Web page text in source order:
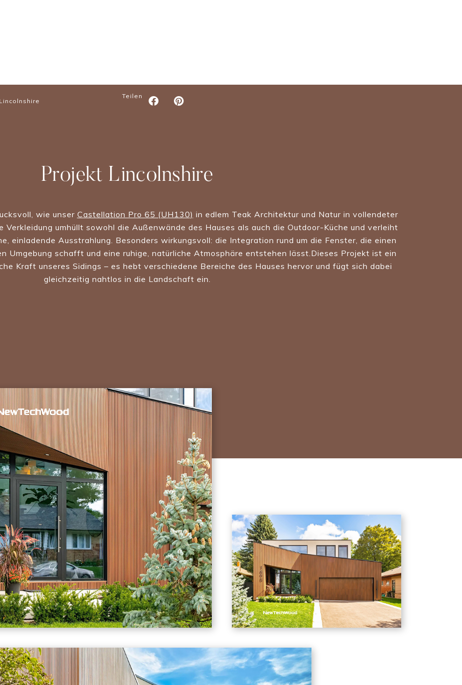
Teilen
Projekt Lincolnshire
wie unser Castellation Pro 65 (UH130) in edlem Teak Architektur und Natur in vollendeter
umhüllt sowohl die Außenwände des Hauses als auch die Outdoor-Küche und verleiht
einladende Ausstrahlung. Besonders wirkungsvoll: die Integration rund um die Fenster, die einen
Umgebung schafft und eine ruhige, natürliche Atmosphäre entstehen lässt.Dieses Projekt ist ein
Kraft unseres Sidings – es hebt verschiedene Bereiche des Hauses hervor und fügt sich dabei
gleichzeitig nahtlos in die Landschaft ein.